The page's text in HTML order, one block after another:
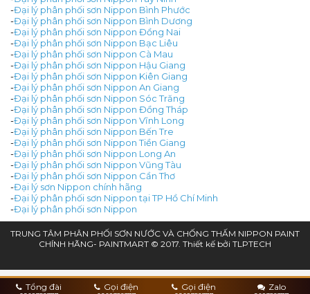
-Đại lý phân phối sơn Nippon Bình Phước
-Đại lý phân phối sơn Nippon Bình Dương
-Đại lý phân phối sơn Nippon Đồng Nai
-Đại lý phân phối sơn Nippon Bạc Liêu
-Đại lý phân phối sơn Nippon Cà Mau
-Đại lý phân phối sơn Nippon Hậu Giang
-Đại lý phân phối sơn Nippon Kiên Giang
-Đại lý phân phối sơn Nippon An Giang
-Đại lý phân phối sơn Nippon Sóc Trăng
-Đại lý phân phối sơn Nippon Đồng Tháp
-Đại lý phân phối sơn Nippon Vĩnh Long
-Đại lý phân phối sơn Nippon Bến Tre
-Đại lý phân phối sơn Nippon Tiền Giang
-Đại lý phân phối sơn Nippon Long An
-Đại lý phân phối sơn Nippon Vũng Tàu
-Đại lý phân phối sơn Nippon Cần Thơ
-Đại lý sơn Nippon chính hãng
-Đại lý phân phối sơn Nippon tại TP Hồ Chí Minh
-Đại lý phân phối sơn Nippon
TRUNG TÂM PHÂN PHỐI SƠN NƯỚC VÀ CHỐNG THẤM NIPPON PAINT
CHÍNH HÃNG- PAINTMART © 2017. Thiết kế bởi TLPTECH
Tổng đài Gọi điện Gọi điện Zalo